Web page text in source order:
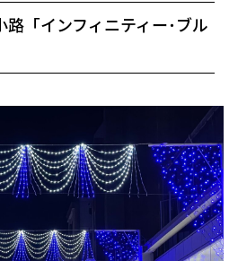
「インフィニティー･ブル